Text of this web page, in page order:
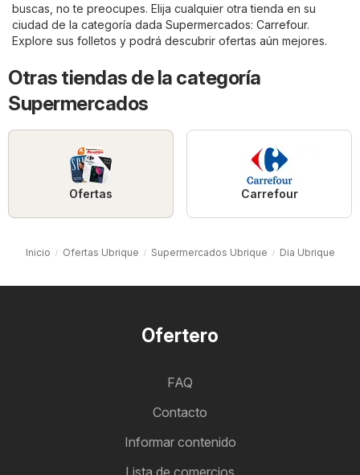
buscas, no te preocupes. Elija cualquier otra tienda en su
ciudad de la categoría dada Supermercados: Carrefour.
Explore sus folletos y podrá descubrir ofertas aún mejores.
Otras tiendas de la categoría
Supermercados
Ofertas Carrefour
Inicio Ofertas Ubrique Supermercados Ubrique Dia Ubrique
Ofertero
FAQ
Contacto
Informar contenido
Lista de comercios